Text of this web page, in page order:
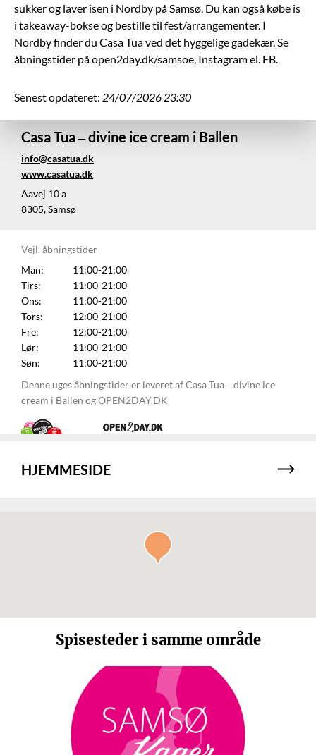
sukker og laver isen i Nordby på Samsø. Du kan også købe is
i takeaway-bokse og bestille til fest/arrangementer. I
Nordby finder du Casa Tua ved det hyggelige gadekær. Se
åbningstider på open2day.dk/samsoe, Instagram el. FB.
Senest opdateret: 24/07/2026 23:30
Casa Tua – divine ice cream i Ballen
info@casatua.dk
www.casatua.dk
Aavej 10 a
8305, Samsø
Vejl. åbningstider
Man:
11:00-21:00
Tirs:
11:00-21:00
Ons:
11:00-21:00
Tors:
12:00-21:00
Fre:
12:00-21:00
Lør:
11:00-21:00
Søn:
11:00-21:00
Denne uges åbningstider er leveret af Casa Tua – divine ice
cream i Ballen og OPEN2DAY.DK
HJEMMESIDE
Spisesteder i samme område